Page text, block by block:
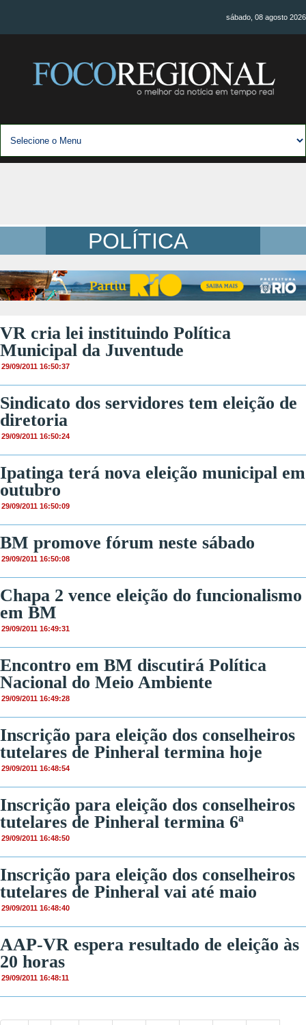
sábado, 08 agosto 2026
POLÍTICA
VR cria lei instituindo Política
Municipal da Juventude
29/09/2011 16:50:37
Sindicato dos servidores tem eleição de
diretoria
29/09/2011 16:50:24
Ipatinga terá nova eleição municipal em
outubro
29/09/2011 16:50:09
BM promove fórum neste sábado
29/09/2011 16:50:08
Chapa 2 vence eleição do funcionalismo
em BM
29/09/2011 16:49:31
Encontro em BM discutirá Política
Nacional do Meio Ambiente
29/09/2011 16:49:28
Inscrição para eleição dos conselheiros
tutelares de Pinheral termina hoje
29/09/2011 16:48:54
Inscrição para eleição dos conselheiros
tutelares de Pinheral termina 6ª
29/09/2011 16:48:50
Inscrição para eleição dos conselheiros
tutelares de Pinheral vai até maio
29/09/2011 16:48:40
AAP-VR espera resultado de eleição às
20 horas
29/09/2011 16:48:11